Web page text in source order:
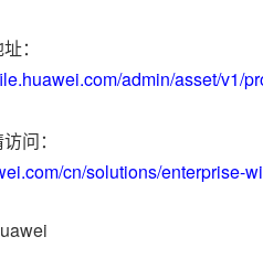
：
admin/asset/v1/
问：
cn/solutions/enterprise-